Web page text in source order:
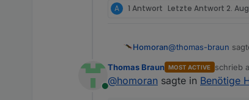
A 1 Antwort Letzte Antwort 2.
Homoran@thomas-braun
weil der dann gar
Online
Thomas Braun MOST ACTIVE schrieb
zuletzt
@homoran sagte in Benötige